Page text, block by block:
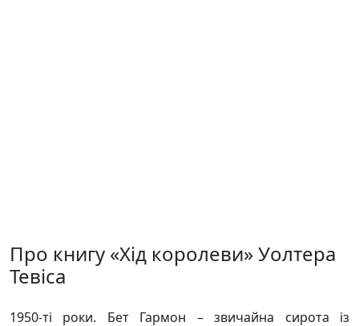
Про книгу «Хід королеви» Уолтера
Тевіса
1950-ті роки. Бет Гармон – звичайна сирота із